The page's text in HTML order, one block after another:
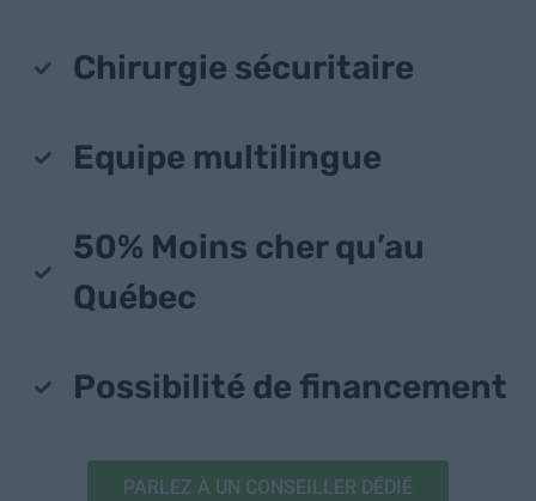
Chirurgie sécuritaire
Equipe multilingue
50% Moins cher qu’au
Québec
Possibilité de financement
PARLEZ À UN CONSEILLER DÉDIÉ